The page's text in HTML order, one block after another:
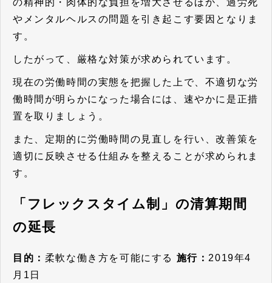
の精神的・肉体的な負担を増大させるほか、過労死
やメンタルヘルスの問題を引き起こす要因となりま
す。
したがって、厳格な対策が求められています。
現在の労働時間の実態を把握した上で、不適切な労
働時間が明らかになった場合には、速やかに是正措
置を取りましょう。
また、定期的に労働時間の見直しを行い、改善策を
適切に反映させる仕組みを整えることが求められま
す。
「フレックスタイム制」の清算期間
の延長
目的： 柔軟な働き方を可能にする 施行：2019年4
月1日